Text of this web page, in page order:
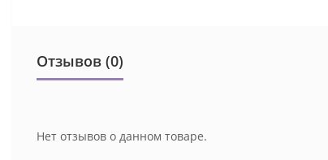
Отзывов (0)
Нет отзывов о данном товаре.